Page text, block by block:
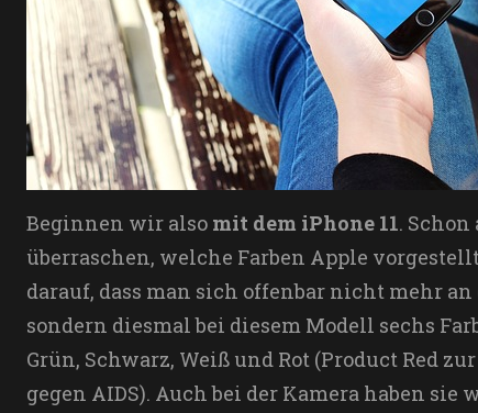
Beginnen wir also mit dem iPhone 11.
überraschen, welche Farben Apple
darauf, dass man sich offenbar nicht mehr
sondern diesmal bei diesem Modell sechs
Grün, Schwarz, Weiß und Rot (Product Red
gegen AIDS). Auch bei der Kamera haben